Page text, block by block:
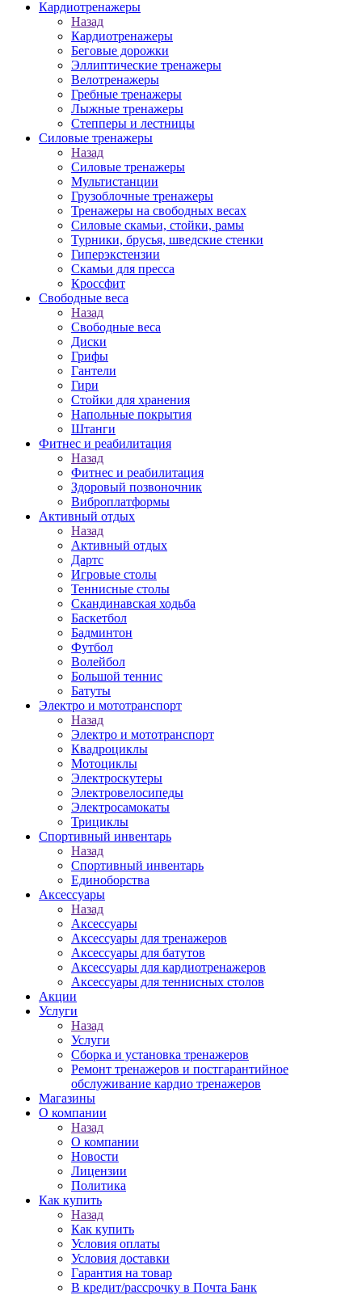
Кардиотренажеры
Назад
Кардиотренажеры
Беговые дорожки
Эллиптические тренажеры
Велотренажеры
Гребные тренажеры
Лыжные тренажеры
Степперы и лестницы
Силовые тренажеры
Назад
Силовые тренажеры
Мультистанции
Грузоблочные тренажеры
Тренажеры на свободных весах
Силовые скамьи, стойки, рамы
Турники, брусья, шведские стенки
Гиперэкстензии
Скамьи для пресса
Кроссфит
Свободные веса
Назад
Свободные веса
Диски
Грифы
Гантели
Гири
Стойки для хранения
Напольные покрытия
Штанги
Фитнес и реабилитация
Назад
Фитнес и реабилитация
Здоровый позвоночник
Виброплатформы
Активный отдых
Назад
Активный отдых
Дартс
Игровые столы
Теннисные столы
Скандинавская ходьба
Баскетбол
Бадминтон
Футбол
Волейбол
Большой теннис
Батуты
Электро и мототранспорт
Назад
Электро и мототранспорт
Квадроциклы
Мотоциклы
Электроскутеры
Электровелосипеды
Электросамокаты
Трициклы
Спортивный инвентарь
Назад
Спортивный инвентарь
Единоборства
Аксессуары
Назад
Аксессуары
Аксессуары для тренажеров
Аксессуары для батутов
Аксессуары для кардиотренажеров
Аксессуары для теннисных столов
Акции
Услуги
Назад
Услуги
Сборка и установка тренажеров
Ремонт тренажеров и постгарантийное
обслуживание кардио тренажеров
Магазины
О компании
Назад
О компании
Новости
Лицензии
Политика
Как купить
Назад
Как купить
Условия оплаты
Условия доставки
Гарантия на товар
В кредит/рассрочку в Почта Банк